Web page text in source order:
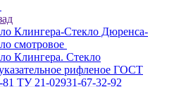
Клингера-Стекло Дюренса-
смотровое
Клингера. Стекло
рифленое ГОСТ
81 ТУ 21-02931-67-32-92